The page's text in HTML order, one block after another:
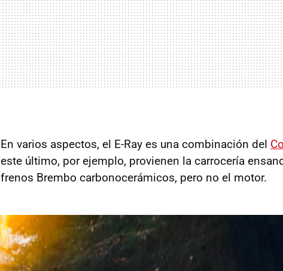
En varios aspectos, el E-Ray es una combinación del
este último, por ejemplo, provienen la carrocería
frenos Brembo carbonocerámicos, pero no el motor.